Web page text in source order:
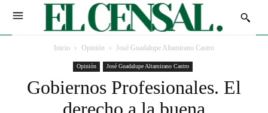
Inicio Opinión José Guadalupe Altamirano Castro
Opinión José Guadalupe Altamirano Castro
Gobiernos Profesionales. El